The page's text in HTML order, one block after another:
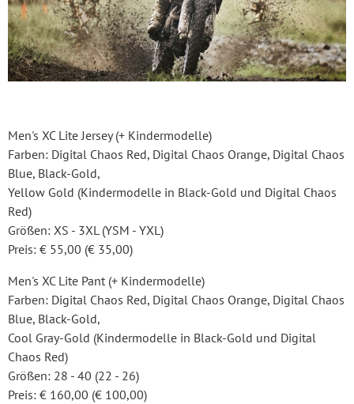
Men's XC Lite Jersey (+ Kindermodelle)
Farben: Digital Chaos Red, Digital Chaos Orange, Digital Chaos
Blue, Black-Gold,
Yellow Gold (Kindermodelle in Black-Gold und Digital Chaos
Red)
Größen: XS - 3XL (YSM - YXL)
Preis: € 55,00 (€ 35,00)
Men's XC Lite Pant (+ Kindermodelle)
Farben: Digital Chaos Red, Digital Chaos Orange, Digital Chaos
Blue, Black-Gold,
Cool Gray-Gold (Kindermodelle in Black-Gold und Digital
Chaos Red)
Größen: 28 - 40 (22 - 26)
Preis: € 160,00 (€ 100,00)